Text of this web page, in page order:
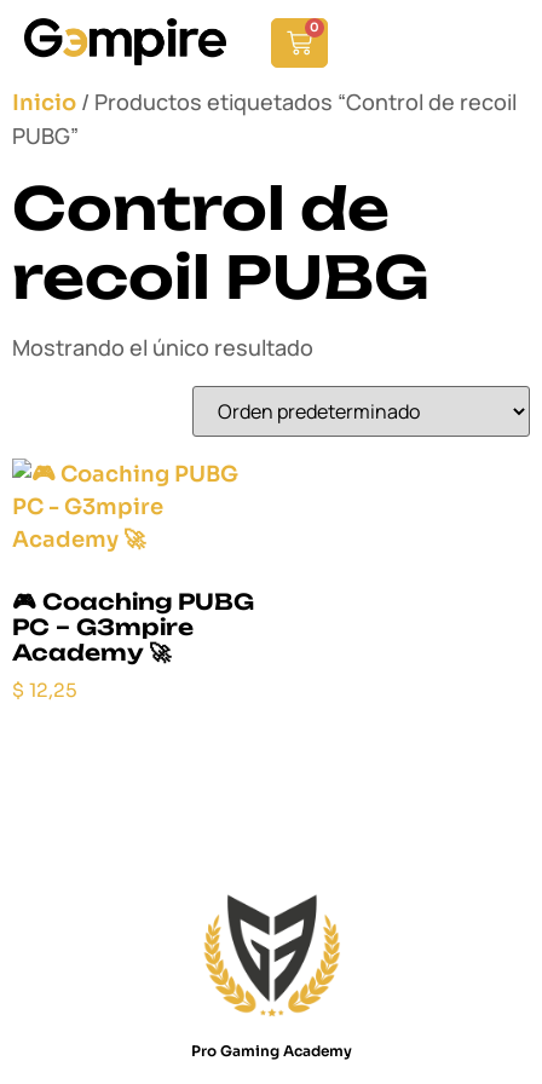
0
Inicio / Productos etiquetados “Control de recoil
PUBG”
Control de
recoil PUBG
Mostrando el único resultado
🎮 Coaching PUBG
PC – G3mpire
Academy 🚀
$ 12,25
Pro Gaming Academy